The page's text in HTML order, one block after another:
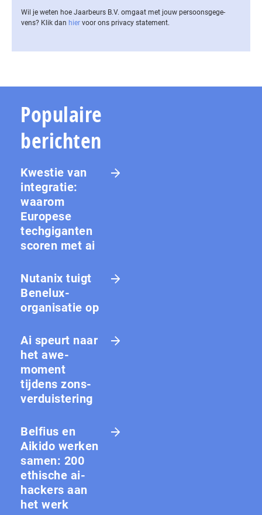
Wil je weten hoe Jaarbeurs B.V. omgaat met jouw per­soons­ge­ge­
vens? Klik dan hier voor ons privacy statement.
Populaire
berichten
Kwestie van
integratie:
waarom
Europese
techgiganten
scoren met ai
Nutanix tuigt
Benelux-
organisatie op
Ai speurt naar
het awe-
moment
tijdens zons­
ver­duis­te­ring
Belfius en
Aikido werken
samen: 200
ethische ai-
hackers aan
het werk